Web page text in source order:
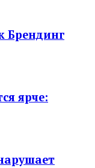
Брендинг
ярче: